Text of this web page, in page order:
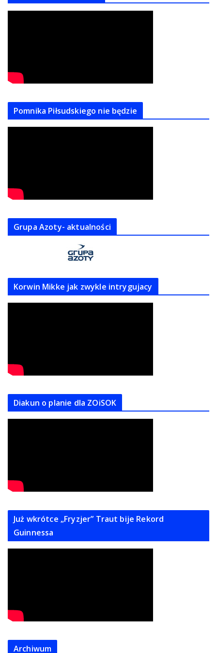
Pomnika Piłsudskiego nie będzie
Grupa Azoty- aktualności
Korwin Mikke jak zwykle intrygujacy
Diakun o planie dla ZOiSOK
Już wkrótce „Fryzjer” Traut bije Rekord
Guinnessa
Archiwum